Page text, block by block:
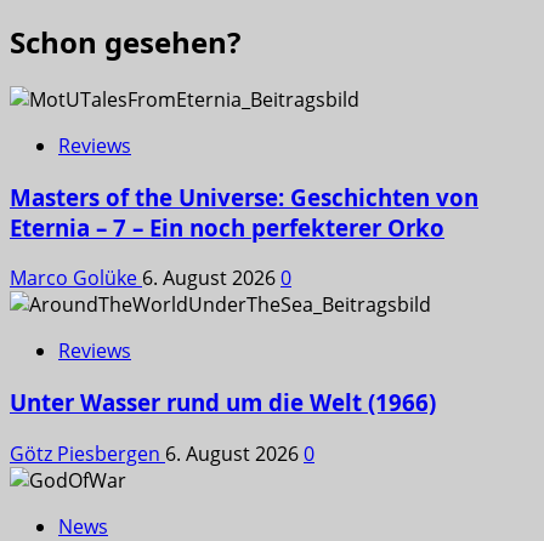
Schon gesehen?
Reviews
Masters of the Universe: Geschichten von
Eternia – 7 – Ein noch perfekterer Orko
Marco Golüke 6. August 20260
Reviews
Unter Wasser rund um die Welt (1966)
Götz Piesbergen 6. August 20260
News